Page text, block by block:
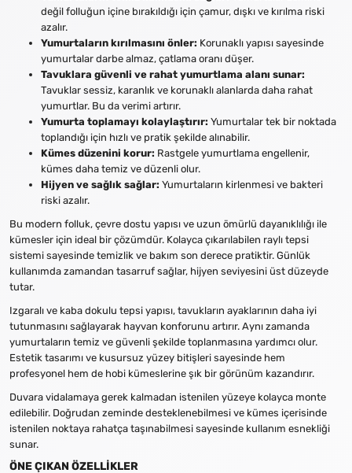
değil folluğun içine bırakıldığı için çamur, dışkı ve kırılma riski
azalır.
Yumurtaların kırılmasını önler: Korunaklı yapısı sayesinde
yumurtalar darbe almaz, çatlama oranı düşer.
Tavuklara güvenli ve rahat yumurtlama alanı sunar:
Tavuklar sessiz, karanlık ve korunaklı alanlarda daha rahat
yumurtlar. Bu da verimi artırır.
Yumurta toplamayı kolaylaştırır: Yumurtalar tek bir noktada
toplandığı için hızlı ve pratik şekilde alınabilir.
Kümes düzenini korur: Rastgele yumurtlama engellenir,
kümes daha temiz ve düzenli olur.
Hijyen ve sağlık sağlar: Yumurtaların kirlenmesi ve bakteri
riski azalır.
Bu modern folluk, çevre dostu yapısı ve uzun ömürlü dayanıklılığı ile
kümesler için ideal bir çözümdür. Kolayca çıkarılabilen raylı tepsi
sistemi sayesinde temizlik ve bakım son derece pratiktir. Günlük
kullanımda zamandan tasarruf sağlar, hijyen seviyesini üst düzeyde
tutar.
Izgaralı ve kaba dokulu tepsi yapısı, tavukların ayaklarının daha iyi
tutunmasını sağlayarak hayvan konforunu artırır. Aynı zamanda
yumurtaların temiz ve güvenli şekilde toplanmasına yardımcı olur.
Estetik tasarımı ve kusursuz yüzey bitişleri sayesinde hem
profesyonel hem de hobi kümeslerine şık bir görünüm kazandırır.
Duvara vidalamaya gerek kalmadan istenilen yüzeye kolayca monte
edilebilir. Doğrudan zeminde desteklenebilmesi ve kümes içerisinde
istenilen noktaya rahatça taşınabilmesi sayesinde kullanım esnekliği
sunar.
ÖNE ÇIKAN ÖZELLİKLER